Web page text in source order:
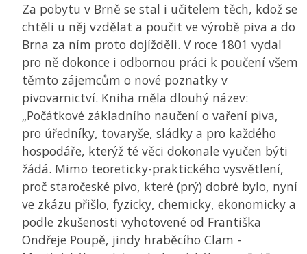
Za pobytu v Brně se stal i učitelem těch, kdož se
chtěli u něj vzdělat a poučit ve výrobě piva a do
Brna za ním proto dojížděli. V roce 1801 vydal
pro ně dokonce i odbornou práci k poučení všem
těmto zájemcům o nové poznatky v
pivovarnictví. Kniha měla dlouhý název:
„Počátkové základního naučení o vaření piva,
pro úředníky, tovaryše, sládky a pro každého
hospodáře, kterýž té věci dokonale vyučen býti
žádá. Mimo teoreticky-praktického vysvětlení,
proč staročeské pivo, které (prý) dobré bylo, nyní
ve zkázu přišlo, fyzicky, chemicky, ekonomicky a
podle zkušenosti vyhotovené od Františka
Ondřeje Poupě, jindy hraběcího Clam -